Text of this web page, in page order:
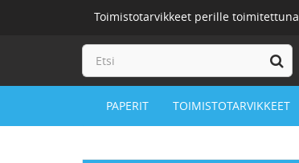
Toimistotarvikkeet perille toimitettuna
PAPERIT TOIMISTOTARVIKKEET